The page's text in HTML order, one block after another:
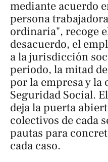
mediante acuerdo
persona
ordinaria", recoge
desacuerdo, el
a la jurisdicción
periodo, la mitad
por la empresa y
Seguridad Social.
deja la puerta
colectivos de cada
pautas para
cada caso.